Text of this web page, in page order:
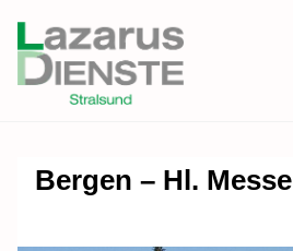
Bergen – Hl. Messe